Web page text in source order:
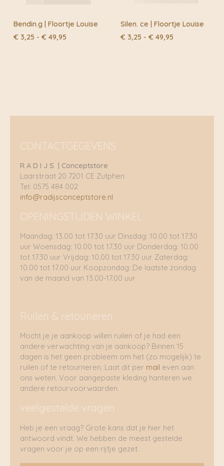
Bendin.g | Floortje Louise
€ 3,25 - € 49,95
Silen. ce | Floortje Louise
€ 3,25 - € 49,95
CONTACTGEGEVENS
R A D I J S | Conceptstore
Laarstraat 20 7201 CE Zutphen
Tel: 0575 484 002
info@radijsconceptstore.nl
OPENINGSTIJDEN WINKEL
Maandag: 13.00 tot 17.30 uur Dinsdag: 10.00 tot 17.30
uur Woensdag: 10.00 tot 17.30 uur Donderdag: 10.00
tot 17.30 uur Vrijdag: 10.00 tot 17.30 uur Zaterdag:
10.00 tot 17.00 uur Koopzondag: De laatste zondag
van de maand van 13.00-17.00 uur
Ruilen & retouneren
Mocht je je aankoop willen ruilen of je had een
andere verwachting van je aankoop? Binnen 15
dagen is het geen probleem om het (zo mogelijk) te
ruilen of te retourneren. Laat dit per mail even aan
ons weten. Voor aangepaste kleding hanteren we
andere retourvoorwaarden.
veelgestelde vragen
Heb je een vraag? Grote kans dat je hier het
antwoord vindt. We hebben de meest gestelde
vragen voor je op een rijtje gezet.